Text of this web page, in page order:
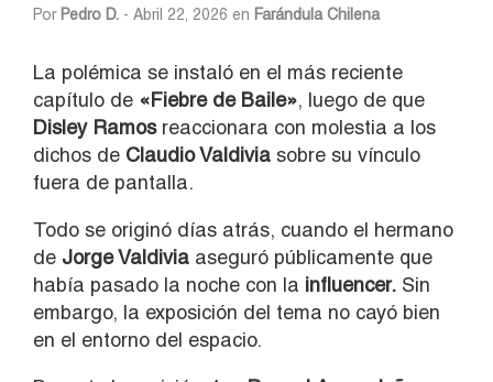
Por Pedro D. - Abril 22, 2026 en Farándula Chilena
La polémica se instaló en el más reciente
capítulo de «Fiebre de Baile», luego de que
Disley Ramosreaccionara con molestia a los
dichos de Claudio Valdivia sobre su vínculo
fuera de pantalla.
Todo se originó días atrás, cuando el hermano
de Jorge Valdivia aseguró públicamente que
había pasado la noche con la influencer. Sin
embargo, la exposición del tema no cayó bien
en el entorno del espacio.